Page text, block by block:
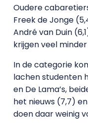
Oudere
Freek de Jonge
André van Duin
krijgen veel
In de categorie
lachen studenten
en De Lama’s,
het nieuws (7,7)
doen daar weinig